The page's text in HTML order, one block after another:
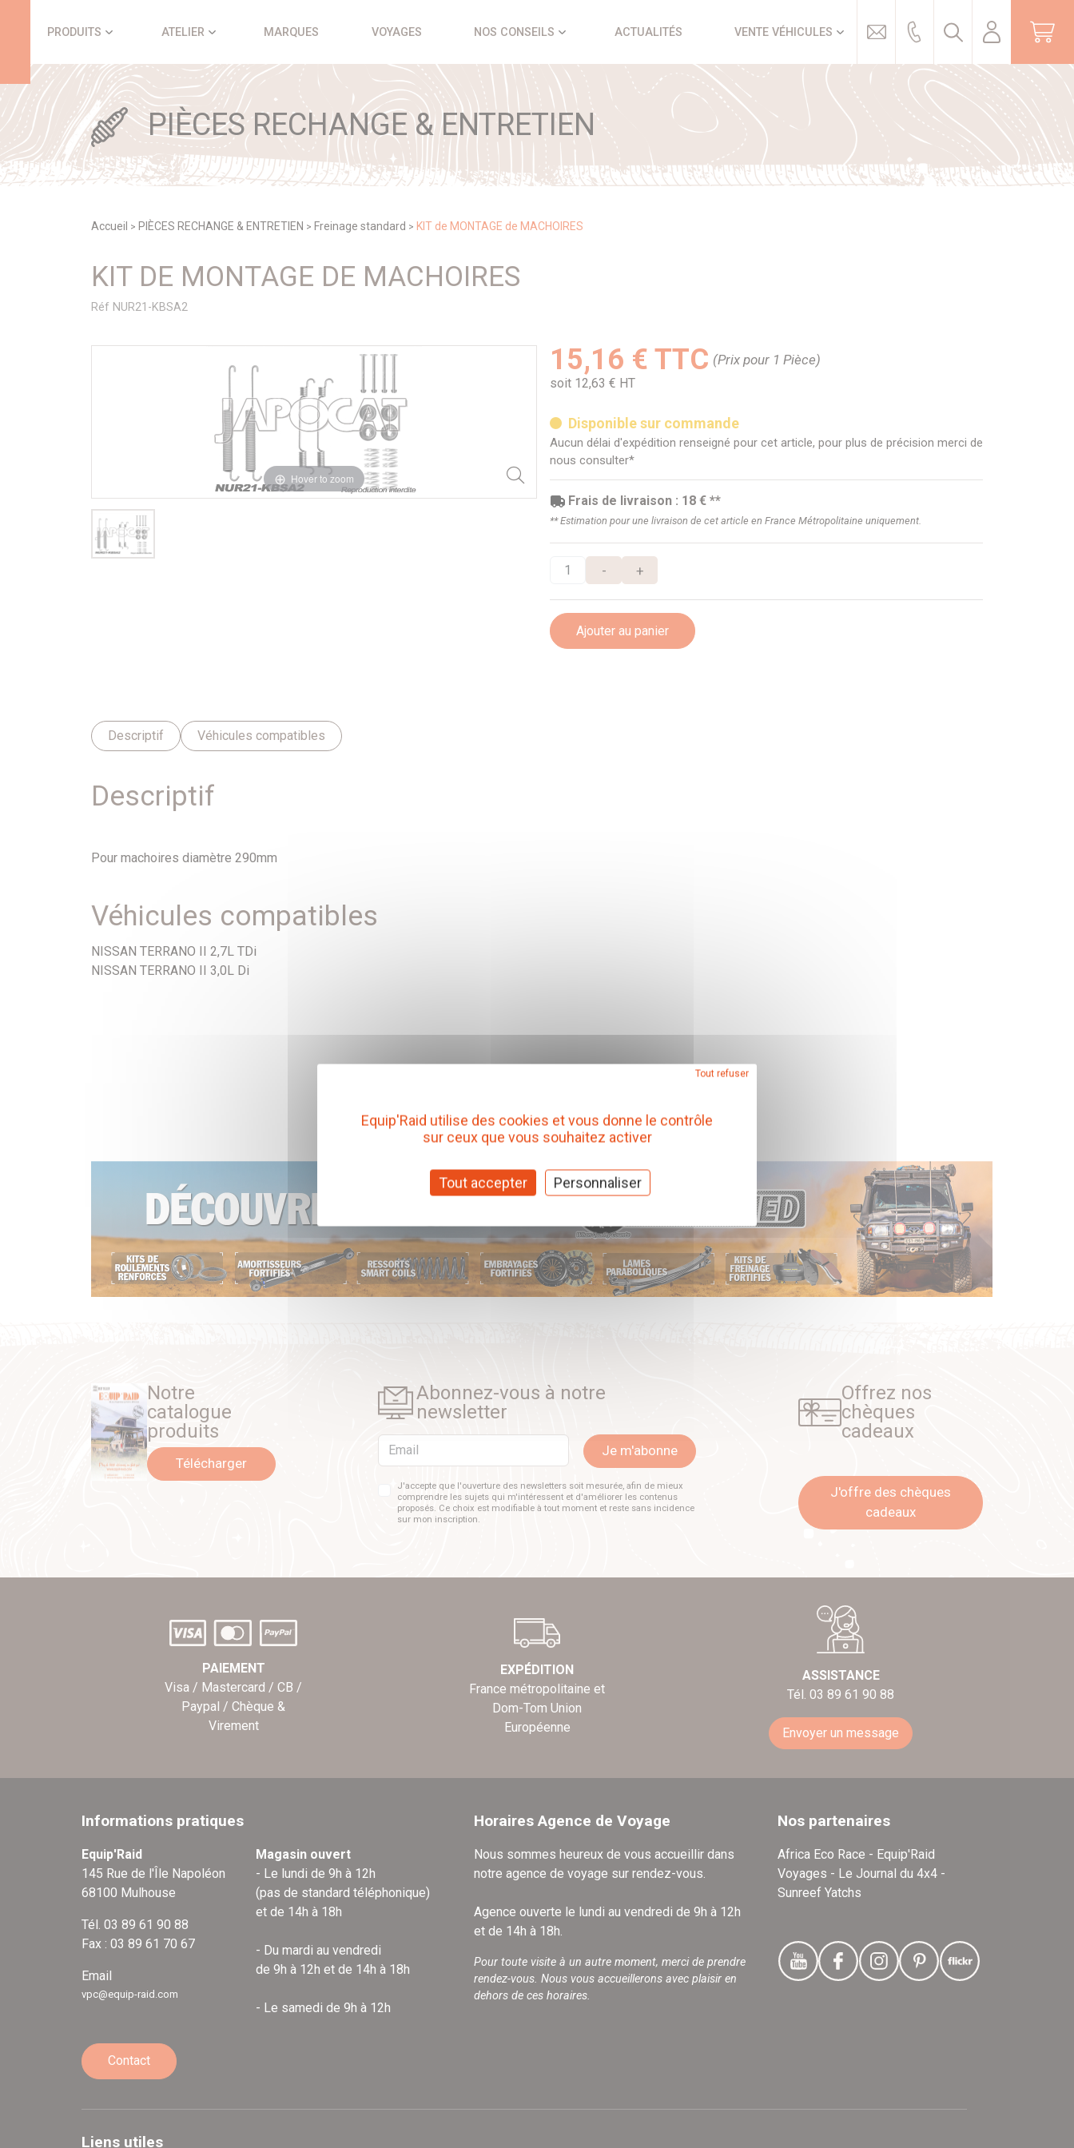
PRODUITS ATELIER MARQUES VOYAGES NOS CONSEILS ACTUALITÉS VENTE VÉHICULES
PIÈCES RECHANGE & ENTRETIEN
Accueil > PIÈCES RECHANGE & ENTRETIEN > Freinage standard > KIT de MONTAGE de MACHOIRES
KIT DE MONTAGE DE MACHOIRES
Réf NUR21-KBSA2
Hover to zoom
15,16 € TTC (Prix pour 1 Pièce)
soit 12,63 € HT
Disponible sur commande
Aucun délai d'expédition renseigné pour cet article, pour plus de précision merci de
nous consulter*
Frais de livraison : 18 € **
** Estimation pour une livraison de cet article en France Métropolitaine uniquement.
- +
Ajouter au panier
Descriptif Véhicules compatibles
Descriptif
Pour machoires diamètre 290mm
Véhicules compatibles
NISSAN TERRANO II 2,7L TDi
NISSAN TERRANO II 3,0L Di
Notre
catalogue
produits
Télécharger
Abonnez-vous à notre
newsletter
Email Je m'abonne
J'accepte que l'ouverture des newsletters soit mesurée, afin de mieux
comprendre les sujets qui m'intéressent et d'améliorer les contenus
proposés. Ce choix est modifiable à tout moment et reste sans incidence
sur mon inscription.
Offrez nos
chèques
cadeaux
J'offre des chèques
cadeaux
PAIEMENT
Visa / Mastercard / CB /
Paypal / Chèque &
Virement
EXPÉDITION
France métropolitaine et
Dom-Tom Union
Européenne
ASSISTANCE
Tél. 03 89 61 90 88
Envoyer un message
Informations pratiques
Equip'Raid
145 Rue de l'Île Napoléon
68100 Mulhouse
Tél. 03 89 61 90 88
Fax : 03 89 61 70 67
Email
vpc@equip-raid.com
Magasin ouvert
- Le lundi de 9h à 12h
(pas de standard téléphonique)
et de 14h à 18h
- Du mardi au vendredi
de 9h à 12h et de 14h à 18h
- Le samedi de 9h à 12h
Contact
Horaires Agence de Voyage
Nous sommes heureux de vous accueillir dans
notre agence de voyage sur rendez-vous.
Agence ouverte le lundi au vendredi de 9h à 12h
et de 14h à 18h.
Pour toute visite à un autre moment, merci de prendre
rendez-vous. Nous vous accueillerons avec plaisir en
dehors de ces horaires.
Nos partenaires
Africa Eco Race - Equip'Raid
Voyages - Le Journal du 4x4 -
Sunreef Yatchs
Liens utiles
Equip'Raid utilise des cookies et vous donne le contrôle
sur ceux que vous souhaitez activer
Tout accepter
Tout refuser
Personnaliser